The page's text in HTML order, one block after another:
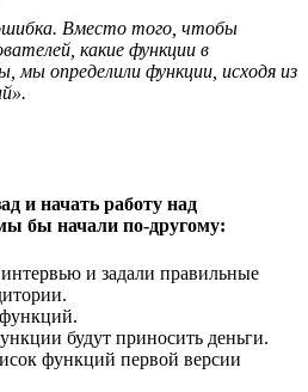
Вместо того, чтобы
какие функции в
мы определили функции, исходя из
и начать работу над
бы начали по-другому:
и задали правильные
будут приносить деньги.
функций первой версии